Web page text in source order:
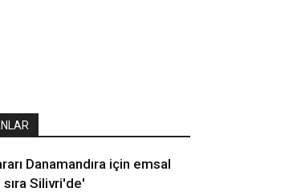
Danamandıra için emsal
Silivri'de'